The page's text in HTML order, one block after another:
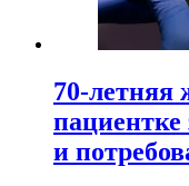
70-
пациентке
и